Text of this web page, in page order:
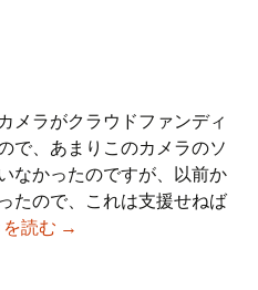
メラがクラウドファンディ
で、あまりこのカメラのソ
なかったのですが、以前か
たので、これは支援せねば
読む ア
→